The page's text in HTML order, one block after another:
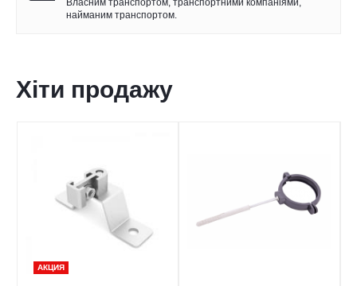
Власним транспортом, транспортними компаніями,
найманим транспортом.
Хіти продажу
АКЦИЯ